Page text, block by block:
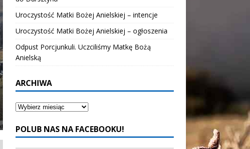
Uroczystość Matki Bożej Anielskiej – intencje
Uroczystość Matki Bożej Anielskiej – ogłoszenia
Odpust Porcjunkuli. Uczciliśmy Matkę Bożą
Anielską
ARCHIWA
POLUB NAS NA FACEBOOKU!